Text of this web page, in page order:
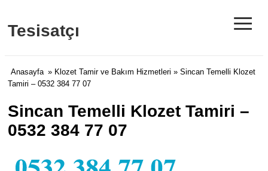
Tesisatçı ≡
Anasayfa » Klozet Tamir ve Bakım Hizmetleri » Sincan Temelli Klozet
Tamiri – 0532 384 77 07
Sincan Temelli Klozet Tamiri –
0532 384 77 07